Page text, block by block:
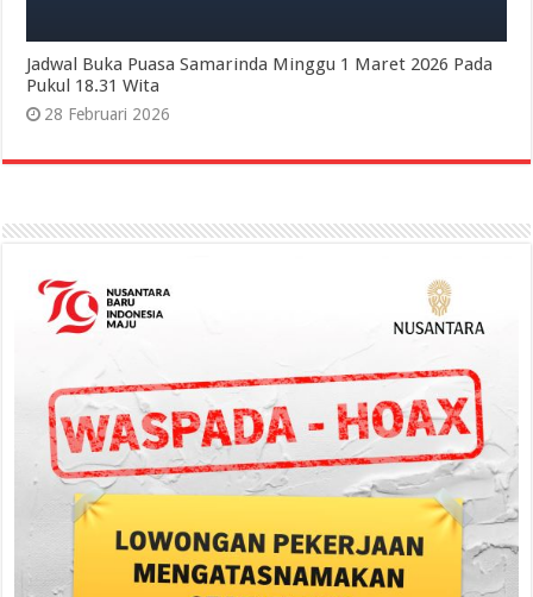
Jadwal Buka Puasa Samarinda Minggu 1 Maret 2026 Pada
Pukul 18.31 Wita
28 Februari 2026